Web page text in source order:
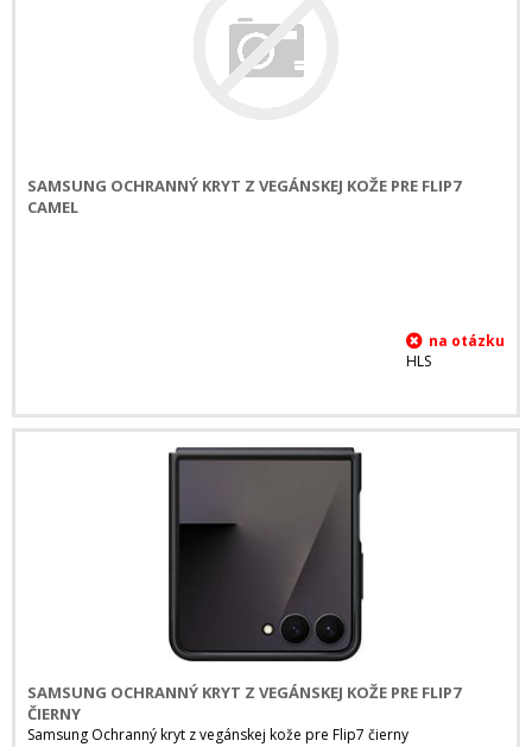
SAMSUNG OCHRANNÝ KRYT Z VEGÁNSKEJ KOŽE PRE FLIP7
CAMEL
HLS
SAMSUNG OCHRANNÝ KRYT Z VEGÁNSKEJ KOŽE PRE FLIP7
ČIERNY
Samsung Ochranný kryt z vegánskej kože pre Flip7 čierny